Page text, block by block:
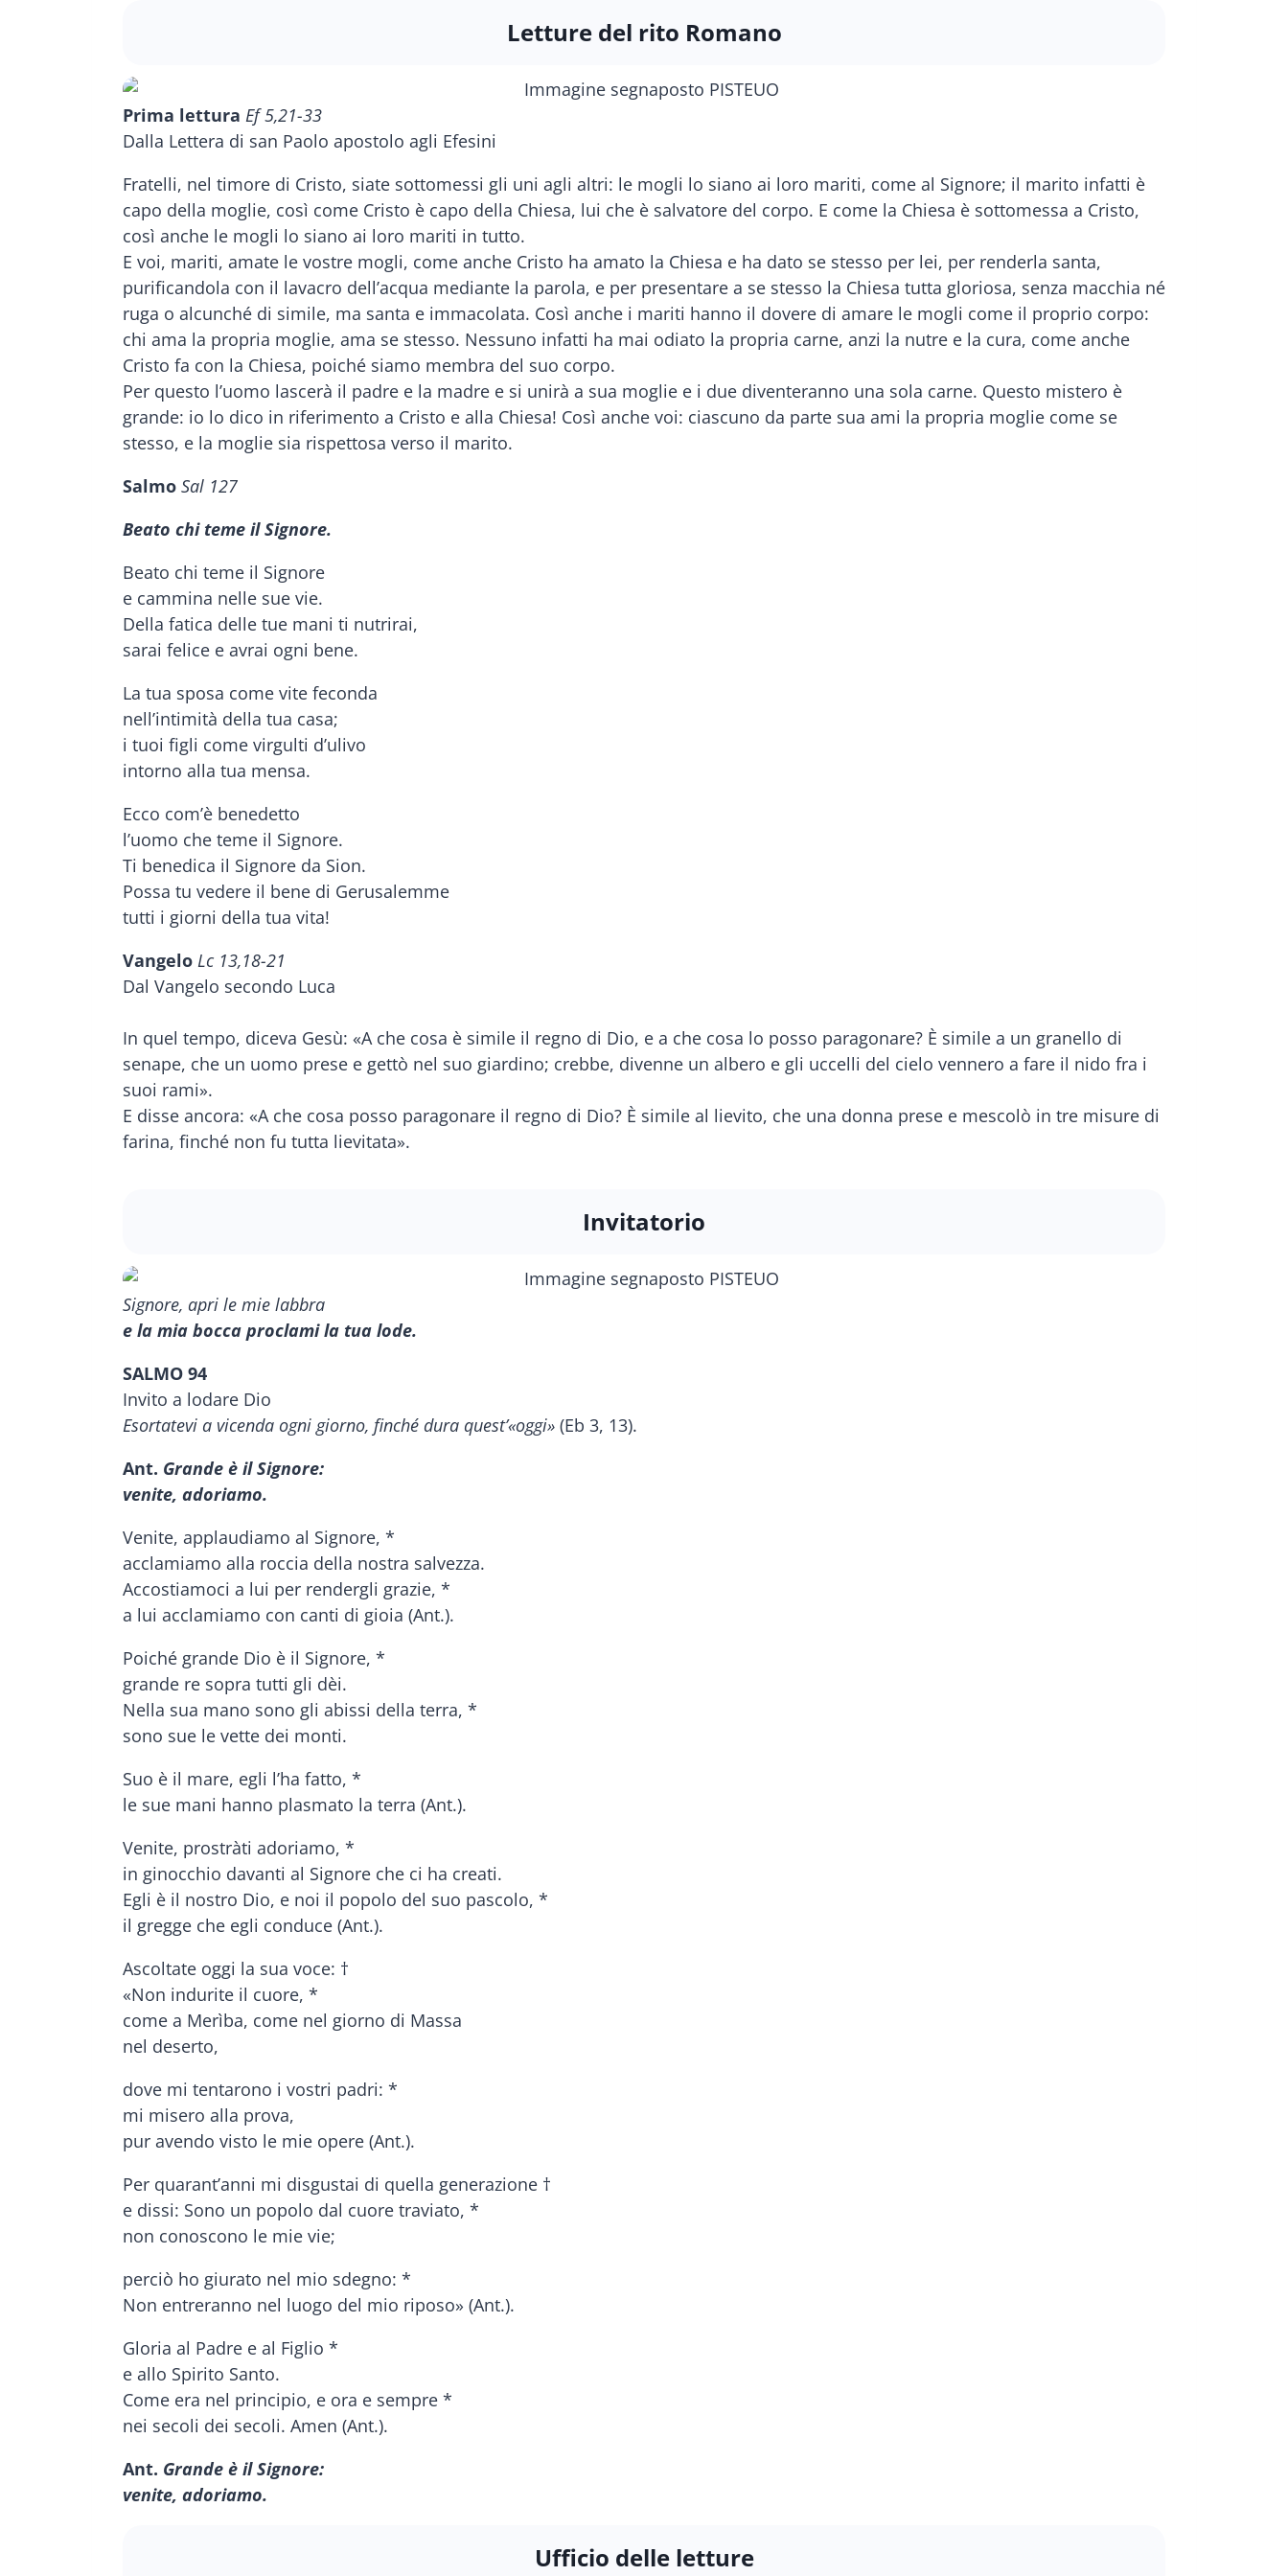
Letture del rito Romano
Prima lettura Ef 5,21-33
Dalla Lettera di san Paolo apostolo agli Efesini
Fratelli, nel timore di Cristo, siate sottomessi gli uni agli altri: le mogli lo siano ai loro mariti, come al Signore; il marito infatti è
capo della moglie, così come Cristo è capo della Chiesa, lui che è salvatore del corpo. E come la Chiesa è sottomessa a Cristo,
così anche le mogli lo siano ai loro mariti in tutto.
E voi, mariti, amate le vostre mogli, come anche Cristo ha amato la Chiesa e ha dato se stesso per lei, per renderla santa,
purificandola con il lavacro dell’acqua mediante la parola, e per presentare a se stesso la Chiesa tutta gloriosa, senza macchia né
ruga o alcunché di simile, ma santa e immacolata. Così anche i mariti hanno il dovere di amare le mogli come il proprio corpo:
chi ama la propria moglie, ama se stesso. Nessuno infatti ha mai odiato la propria carne, anzi la nutre e la cura, come anche
Cristo fa con la Chiesa, poiché siamo membra del suo corpo.
Per questo l’uomo lascerà il padre e la madre e si unirà a sua moglie e i due diventeranno una sola carne. Questo mistero è
grande: io lo dico in riferimento a Cristo e alla Chiesa! Così anche voi: ciascuno da parte sua ami la propria moglie come se
stesso, e la moglie sia rispettosa verso il marito.
Salmo Sal 127
Beato chi teme il Signore.
Beato chi teme il Signore
e cammina nelle sue vie.
Della fatica delle tue mani ti nutrirai,
sarai felice e avrai ogni bene.
La tua sposa come vite feconda
nell’intimità della tua casa;
i tuoi figli come virgulti d’ulivo
intorno alla tua mensa.
Ecco com’è benedetto
l’uomo che teme il Signore.
Ti benedica il Signore da Sion.
Possa tu vedere il bene di Gerusalemme
tutti i giorni della tua vita!
Vangelo Lc 13,18-21
Dal Vangelo secondo Luca
In quel tempo, diceva Gesù: «A che cosa è simile il regno di Dio, e a che cosa lo posso paragonare? È simile a un granello di
senape, che un uomo prese e gettò nel suo giardino; crebbe, divenne un albero e gli uccelli del cielo vennero a fare il nido fra i
suoi rami».
E disse ancora: «A che cosa posso paragonare il regno di Dio? È simile al lievito, che una donna prese e mescolò in tre misure di
farina, finché non fu tutta lievitata».
Invitatorio
Signore, apri le mie labbra
e la mia bocca proclami la tua lode.
SALMO 94
Invito a lodare Dio
Esortatevi a vicenda ogni giorno, finché dura quest’«oggi» (Eb 3, 13).
Ant. Grande è il Signore:
venite, adoriamo.
Venite, applaudiamo al Signore, *
acclamiamo alla roccia della nostra salvezza.
Accostiamoci a lui per rendergli grazie, *
a lui acclamiamo con canti di gioia (Ant.).
Poiché grande Dio è il Signore, *
grande re sopra tutti gli dèi.
Nella sua mano sono gli abissi della terra, *
sono sue le vette dei monti.
Suo è il mare, egli l’ha fatto, *
le sue mani hanno plasmato la terra (Ant.).
Venite, prostràti adoriamo, *
in ginocchio davanti al Signore che ci ha creati.
Egli è il nostro Dio, e noi il popolo del suo pascolo, *
il gregge che egli conduce (Ant.).
Ascoltate oggi la sua voce: †
«Non indurite il cuore, *
come a Merìba, come nel giorno di Massa
nel deserto,
dove mi tentarono i vostri padri: *
mi misero alla prova,
pur avendo visto le mie opere (Ant.).
Per quarant’anni mi disgustai di quella generazione †
e dissi: Sono un popolo dal cuore traviato, *
non conoscono le mie vie;
perciò ho giurato nel mio sdegno: *
Non entreranno nel luogo del mio riposo» (Ant.).
Gloria al Padre e al Figlio *
e allo Spirito Santo.
Come era nel principio, e ora e sempre *
nei secoli dei secoli. Amen (Ant.).
Ant. Grande è il Signore:
venite, adoriamo.
Ufficio delle letture